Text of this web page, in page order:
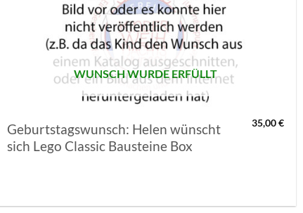
WUNSCH WURDE ERFÜLLT
Geburtstagswunsch: Helen wünscht
sich Lego Classic Bausteine Box
35,00€